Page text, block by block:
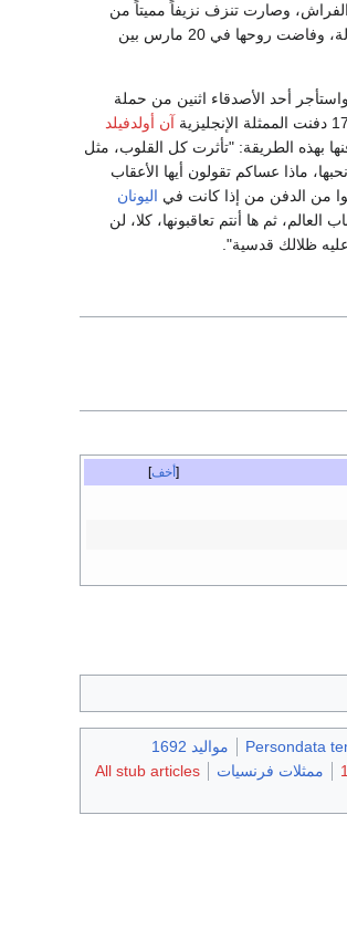
آخر أنفاسها "جوكاست" في رواية فولتير "أوديت" وفي يوم 17 مارس لزمت الفراش، وصارت تنزف نزيفاً مميتاً من
أمعائها، ولم يعد الماريشال يزورها، ولكن فولتير ودارجنتال فقط هما اللذان سهرا على العناية بها في هذه الخاتمة الفاجعة المذلة، وفاضت روحها في 20 مارس بين
للمؤمنين، واستأجر أحد الأصدقاء اثنين من حملة
آن أولدفيلد
في دفنها بهذه الطريقة: "تأثرت كل القلوب، مثل
ماذا عساكم تقولون أيها الأعقاب
من الدفن من إذا كانت في اليونان
ثم ها أنتم تعاقبونها، كلا، لن
ظلالك قدسية".
أخف
Persondata
مواليد 1692
ممثلات فرنسيات
All stub articles